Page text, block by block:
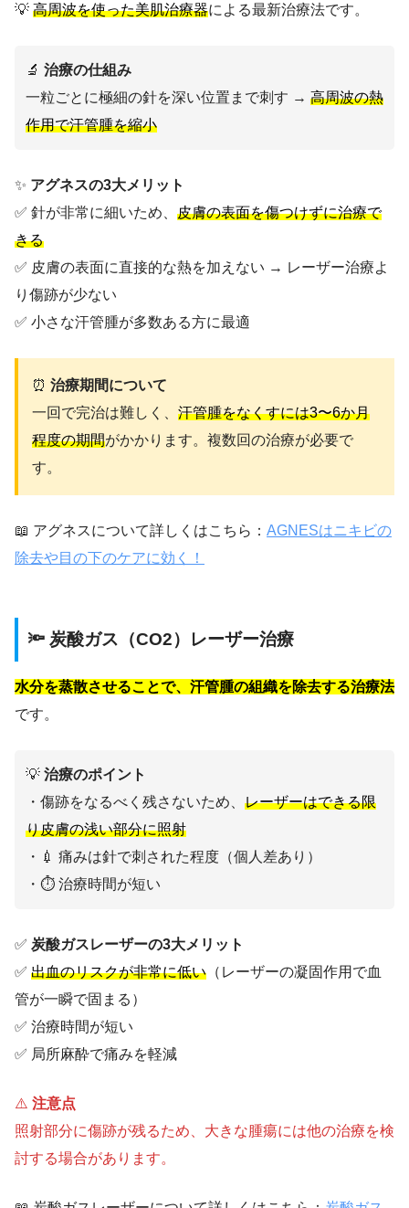
💡 高周波を使った美肌治療器による最新治療法です。
🔬 治療の仕組み
一粒ごとに極細の針を深い位置まで刺す → 高周波の熱
作用で汗管腫を縮小
✨ アグネスの3大メリット
✅ 針が非常に細いため、 皮膚の表面を傷つけずに治療で
きる
✅ 皮膚の表面に直接的な熱を加えない → レーザー治療よ
り傷跡が少ない
✅ 小さな汗管腫が多数ある方に最適
⏰ 治療期間について
一回で完治は難しく、 汗管腫をなくすには3〜6か月
程度の期間がかかります。複数回の治療が必要で
す。
📖 アグネスについて詳しくはこちら： AGNESはニキビの
除去や目の下のケアに効く！
🔦 炭酸ガス（CO2）レーザー治療
水分を蒸散させることで、汗管腫の組織を除去する治療法
です。
💡 治療のポイント
・傷跡をなるべく残さないため、 レーザーはできる限
り皮膚の浅い部分に照射
・💉 痛みは針で刺された程度（個人差あり）
・⏱️ 治療時間が短い
✅ 炭酸ガスレーザーの3大メリット
✅ 出血のリスクが非常に低い （レーザーの凝固作用で血
管が一瞬で固まる）
✅ 治療時間が短い
✅ 局所麻酔で痛みを軽減
⚠️ 注意点
照射部分に傷跡が残るため、大きな腫瘍には他の治療を検
討する場合があります。